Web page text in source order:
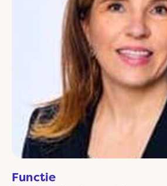
Functie